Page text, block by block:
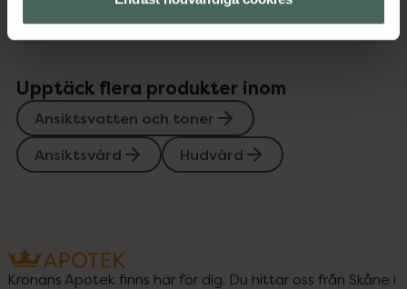
Upptäck flera produkter inom
Ansiktsvatten och toner
Ansiktsvård
Hudvård
Kronans Apotek finns här för dig. Du hittar oss från Skåne i